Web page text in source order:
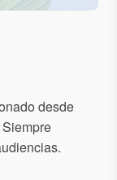
desde